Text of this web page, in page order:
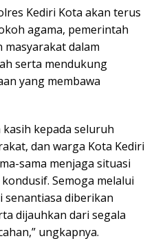
Kediri Kota akan terus
agama, pemerintah
masyarakat dalam
serta mendukung
yang membawa
kepada seluruh
dan warga Kota Kediri
sama menjaga situasi
Semoga melalui
senantiasa diberikan
dijauhkan dari segala
ungkapnya.